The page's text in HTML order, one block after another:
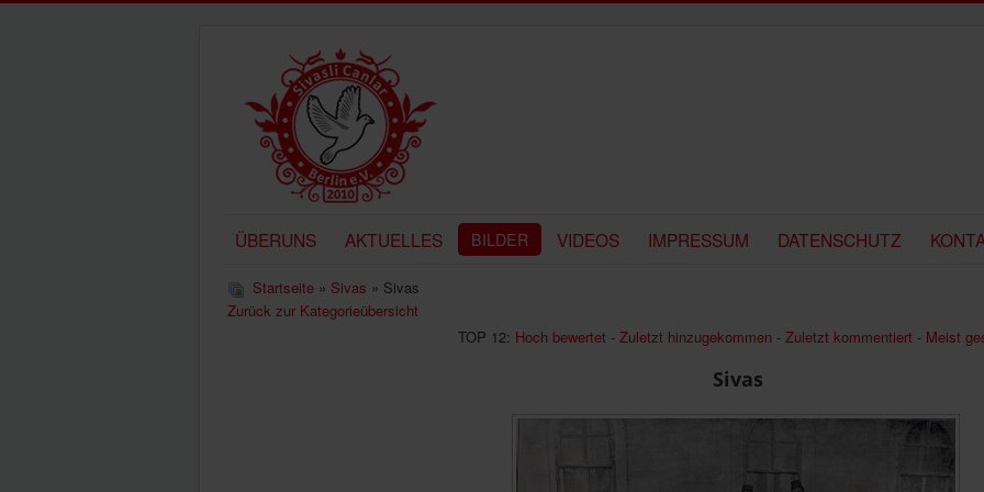
ÜBERUNS AKTUELLES BILDER VIDEOS IMPRESSUM DATENSCHUTZ
Startseite » Sivas » Sivas
Zurück zur Kategorieübersicht
TOP 12: Hoch bewertet - Zuletzt hinzugekommen - Zuletzt kommentiert - Meist
Sivas